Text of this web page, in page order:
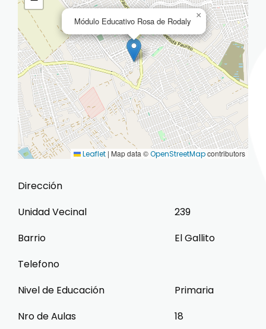
Módulo Educativo Rosa de Rodaly
×
Leaflet | Map data ©OpenStreetMapcontributors
Dirección
Unidad Vecinal
239
Barrio
El Gallito
Telefono
Nivel de Educación
Primaria
Nro de Aulas
18